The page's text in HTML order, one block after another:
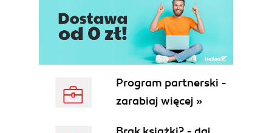
Program partnerski -
zarabiaj więcej »